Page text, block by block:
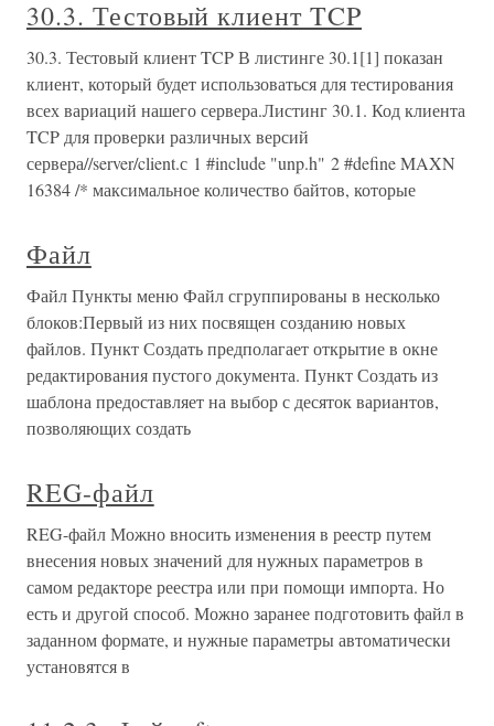
30.3. Тестовый клиент TCP
30.3. Тестовый клиент TCP В листинге 30.1[1] показан
клиент, который будет использоваться для тестирования
всех вариаций нашего сервера.Листинг 30.1. Код клиента
TCP для проверки различных версий
сервера//server/client.с 1 #include "unp.h" 2 #define MAXN
16384 /* максимальное количество байтов, которые
Файл
Файл Пункты меню Файл сгруппированы в несколько
блоков:Первый из них посвящен созданию новых
файлов. Пункт Создать предполагает открытие в окне
редактирования пустого документа. Пункт Создать из
шаблона предоставляет на выбор с десяток вариантов,
позволяющих создать
REG-файл
REG-файл Можно вносить изменения в реестр путем
внесения новых значений для нужных параметров в
самом редакторе реестра или при помощи импорта. Но
есть и другой способ. Можно заранее подготовить файл в
заданном формате, и нужные параметры автоматически
установятся в